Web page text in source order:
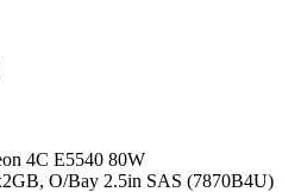
4C E5540 80W
O/Bay 2.5in SAS (7870B4U)